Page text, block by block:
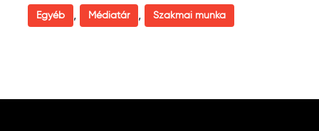
Egyéb , Médiatár , Szakmai munka